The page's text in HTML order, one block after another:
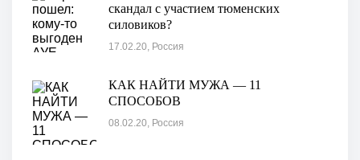
скандал с участием тюменских
силовиков?
17.02.20, Россия
КАК НАЙТИ МУЖА — 11
СПОСОБОВ
08.02.20, Россия